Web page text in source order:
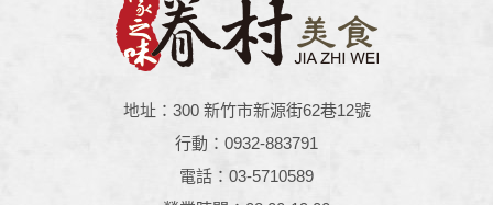
地址：300 新竹市新源街62巷12號
行動：0932-883791
電話：03-5710589